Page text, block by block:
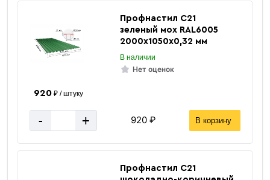
Профнастил С21
зеленый мох RAL6005
2000х1050х0,32 мм
В наличии
Нет оценок
920₽ / штуку
- + 920 ₽ В корзину
Профнастил С21